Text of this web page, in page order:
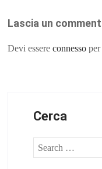
Lascia un
Devi essereconnesso
Cerca